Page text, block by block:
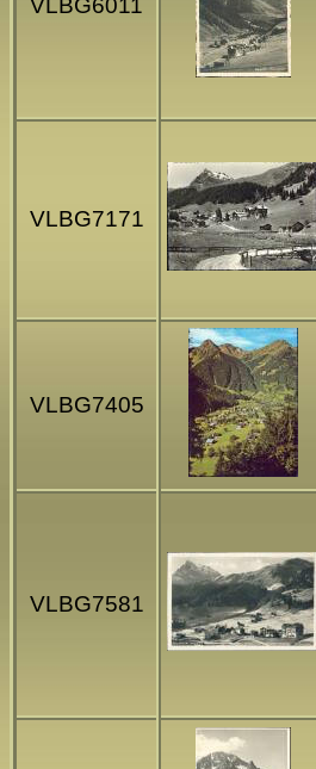
VLBG6011
VLBG7171
VLBG7405
VLBG7581